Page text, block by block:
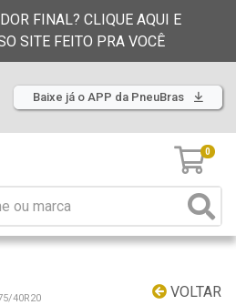
FINAL? CLIQUE AQUI E
SITE FEITO PRA VOCÊ
Baixe já o APP da PneuBras
0
VOLTAR
40R20